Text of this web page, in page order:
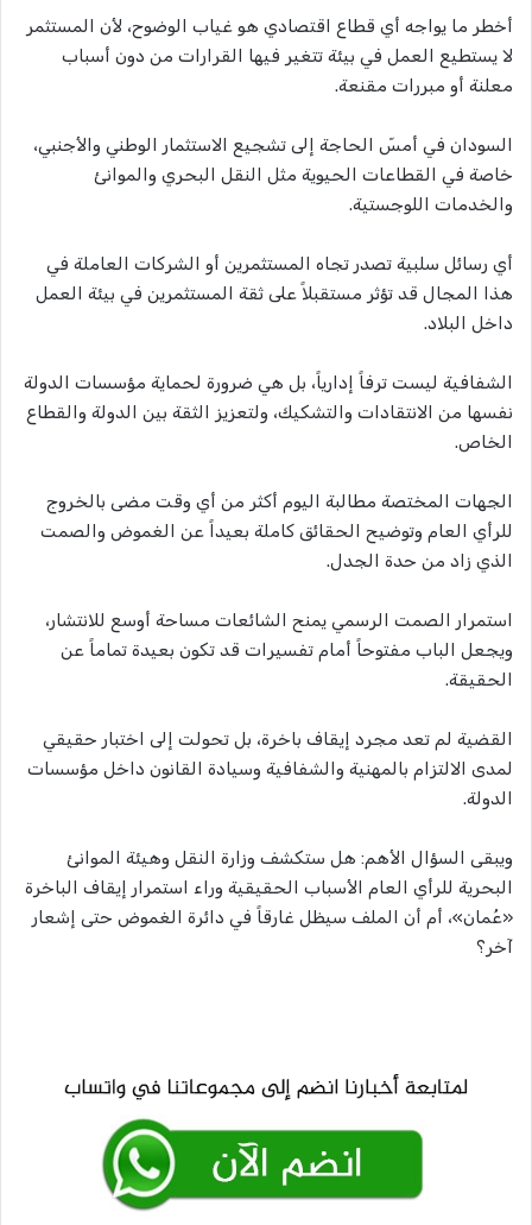
أخطر ما يواجه أي قطاع اقتصادي هو غياب الوضوح، لأن المستثمر
لا يستطيع العمل في بيئة تتغير فيها القرارات من دون أسباب
معلنة أو مبررات مقنعة.
السودان في أمسّ الحاجة إلى تشجيع الاستثمار الوطني والأجنبي،
خاصة في القطاعات الحيوية مثل النقل البحري والموانئ
والخدمات اللوجستية.
أي رسائل سلبية تصدر تجاه المستثمرين أو الشركات العاملة في
هذا المجال قد تؤثر مستقبلاً على ثقة المستثمرين في بيئة العمل
داخل البلاد.
الشفافية ليست ترفاً إدارياً، بل هي ضرورة لحماية مؤسسات الدولة
نفسها من الانتقادات والتشكيك، ولتعزيز الثقة بين الدولة والقطاع
الخاص.
الجهات المختصة مطالبة اليوم أكثر من أي وقت مضى بالخروج
للرأي العام وتوضيح الحقائق كاملة بعيداً عن الغموض والصمت
الذي زاد من حدة الجدل.
استمرار الصمت الرسمي يمنح الشائعات مساحة أوسع للانتشار،
ويجعل الباب مفتوحاً أمام تفسيرات قد تكون بعيدة تماماً عن
الحقيقة.
القضية لم تعد مجرد إيقاف باخرة، بل تحولت إلى اختبار حقيقي
لمدى الالتزام بالمهنية والشفافية وسيادة القانون داخل مؤسسات
الدولة.
ويبقى السؤال الأهم: هل ستكشف وزارة النقل وهيئة الموانئ
البحرية للرأي العام الأسباب الحقيقية وراء استمرار إيقاف الباخرة
«عُمان»، أم أن الملف سيظل غارقاً في دائرة الغموض حتى إشعار
آخر؟